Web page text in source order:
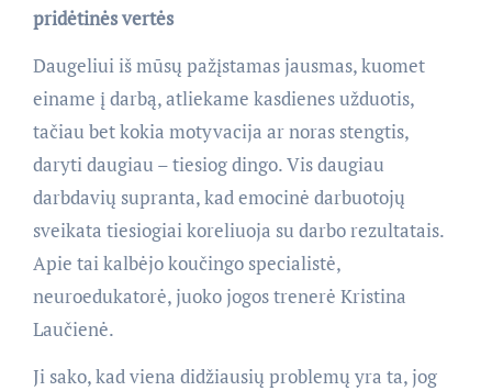
pridėtinės vertės
Daugeliui iš mūsų pažįstamas jausmas, kuomet
einame į darbą, atliekame kasdienes užduotis,
tačiau bet kokia motyvacija ar noras stengtis,
daryti daugiau – tiesiog dingo. Vis daugiau
darbdavių supranta, kad emocinė darbuotojų
sveikata tiesiogiai koreliuoja su darbo rezultatais.
Apie tai kalbėjo koučingo specialistė,
neuroedukatorė, juoko jogos trenerė Kristina
Laučienė.
Ji sako, kad viena didžiausių problemų yra ta, jog